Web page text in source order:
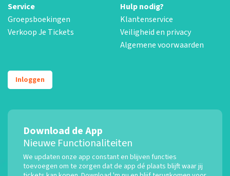
Service
Groepsboekingen
Verkoop Je Tickets
Hulp nodig?
Klantenservice
Veiligheid en privacy
Algemene voorwaarden
Inloggen
Download de App
Nieuwe Functionaliteiten
We updaten onze app constant en blijven functies
toevoegen om te zorgen dat de app dé plaats blijft waar jij